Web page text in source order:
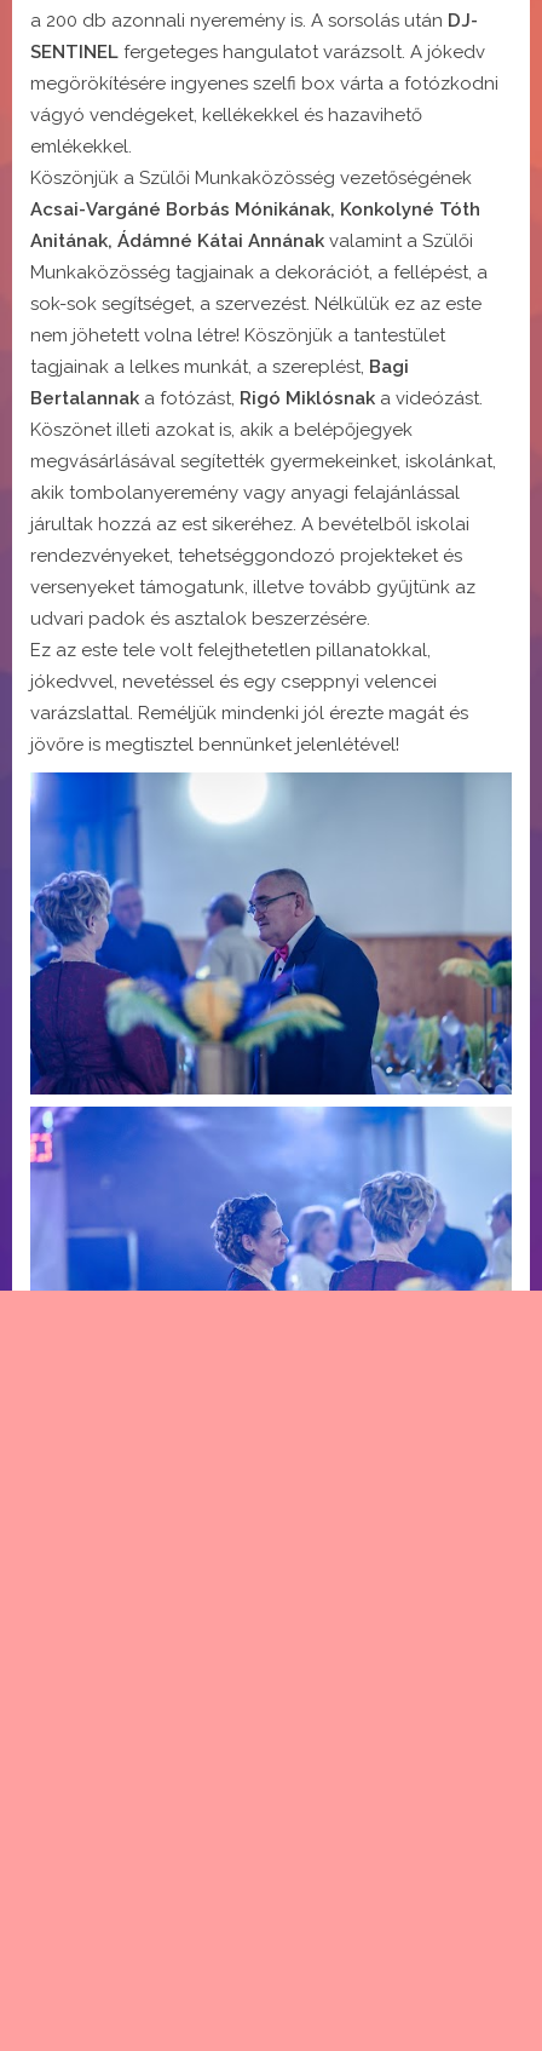
a 200 db azonnali nyeremény is. A sorsolás után DJ-
SENTINEL fergeteges hangulatot varázsolt. A jókedv
megörökítésére ingyenes szelfi box várta a fotózkodni
vágyó vendégeket, kellékekkel és hazavihető
emlékekkel.
Köszönjük a Szülői Munkaközösség vezetőségének
Acsai-Vargáné Borbás Mónikának, Konkolyné Tóth
Anitának, Ádámné Kátai Annának valamint a Szülői
Munkaközösség tagjainak a dekorációt, a fellépést, a
sok-sok segítséget, a szervezést. Nélkülük ez az este
nem jöhetett volna létre! Köszönjük a tantestület
tagjainak a lelkes munkát, a szereplést, Bagi
Bertalannak a fotózást, Rigó Miklósnak a videózást.
Köszönet illeti azokat is, akik a belépőjegyek
megvásárlásával segítették gyermekeinket, iskolánkat,
akik tombolanyeremény vagy anyagi felajánlással
járultak hozzá az est sikeréhez. A bevételből iskolai
rendezvényeket, tehetséggondozó projekteket és
versenyeket támogatunk, illetve tovább gyűjtünk az
udvari padok és asztalok beszerzésére.
Ez az este tele volt felejthetetlen pillanatokkal,
jókedvvel, nevetéssel és egy cseppnyi velencei
varázslattal. Reméljük mindenki jól érezte magát és
jövőre is megtisztel bennünket jelenlétével!